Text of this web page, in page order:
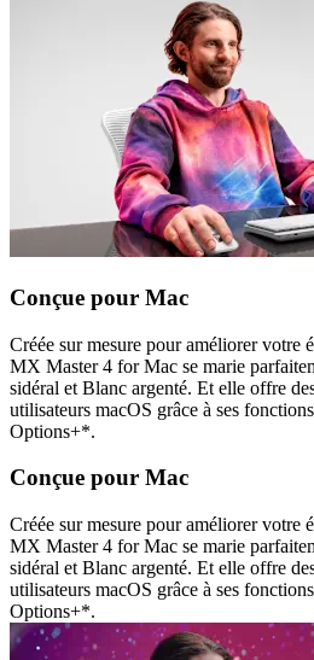
Conçue pour Mac
Créée sur mesure pour améliorer votre
MX Master 4 for Mac se marie
sidéral et Blanc argenté. Et elle offre
utilisateurs macOS grâce à ses
Options+*.
Conçue pour Mac
Créée sur mesure pour améliorer votre
MX Master 4 for Mac se marie
sidéral et Blanc argenté. Et elle offre
utilisateurs macOS grâce à ses
Options+*.